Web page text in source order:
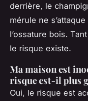
derrière, le
mérule ne
l’ossature bois.
le risque existe.
Ma maison est
risque est-il plus
Oui, le risque est